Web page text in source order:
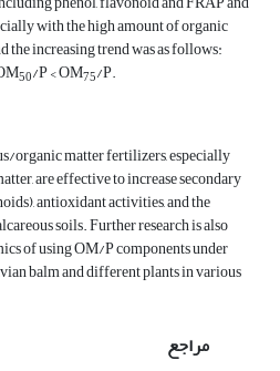
with the high amount of organic
increasing trend was as follows:
50/P < OM75/P.
organic matter fertilizers, especially
are effective to increase secondary
antioxidant activities, and the
soils. Further research is also
of using OM/P components under
balm and different plants in various
مراجع